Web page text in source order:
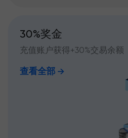
30%奖金
充值账户获得+30%交易余额
查看全部